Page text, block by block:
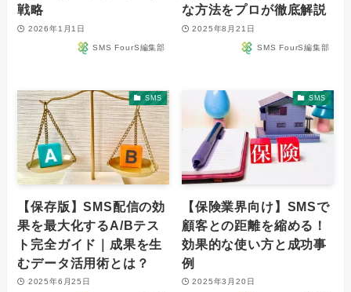
戦略
2026年1月1日
SMS FourS編集部
な方法をプロが徹底解説
2025年8月21日
SMS FourS編集部
SMS
【保存版】SMS配信の効
果を最大化するA/Bテス
ト完全ガイド｜成果を生
むデータ活用術とは？
2025年6月25日
SMS
【保険業界向け】SMSで
顧客との距離を縮める！
効果的な使い方と成功事
例
2025年3月20日